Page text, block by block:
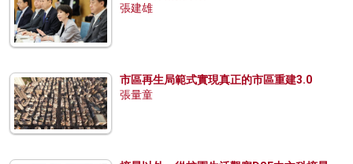
張建雄
市區再生局範式實現真正的市區重建3.0
張量童